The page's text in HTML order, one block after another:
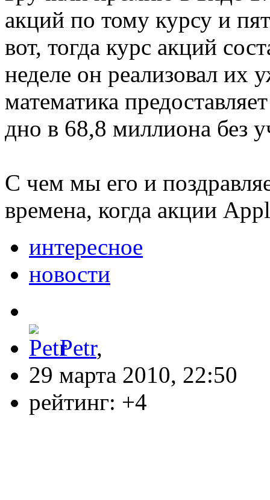
акций по тому курсу и
вот, тогда курс акций
неделе он реализовал их
математика
дно в 68,8 миллиона без
С чем мы его и
времена, когда акции
интересное
новости
Petr,
29 марта 2010, 22:50
рейтинг: +4